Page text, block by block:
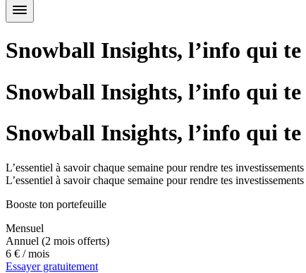
Snowball Insights, l’info qui
Snowball Insights, l’info qui
Snowball Insights, l’info qui
L’essentiel à savoir chaque semaine pour rendre tes
L’essentiel à savoir chaque semaine pour rendre tes
Booste ton portefeuille
Mensuel
Annuel (2 mois offerts)
6 € / mois
Essayer gratuitement